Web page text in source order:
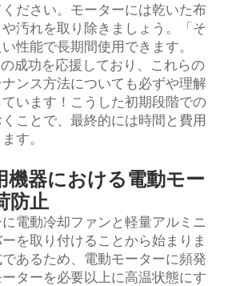
ださい。モーターには乾いた布
汚れを取り除きましょう。「そ
性能で長期間使用できます。
成功を応援しており、これらの
ンス方法についても必ずや理解
います！こうした初期段階での
ことで、最終的には時間と費用
す。
機器における電動モー
防止
電動冷却ファンと軽量アルミニ
を取り付けることから始まりま
あるため、電動モーターに頻発
ターを必要以上に高温状態にす